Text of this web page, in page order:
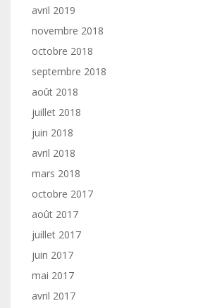
avril 2019
novembre 2018
octobre 2018
septembre 2018
août 2018
juillet 2018
juin 2018
avril 2018
mars 2018
octobre 2017
août 2017
juillet 2017
juin 2017
mai 2017
avril 2017